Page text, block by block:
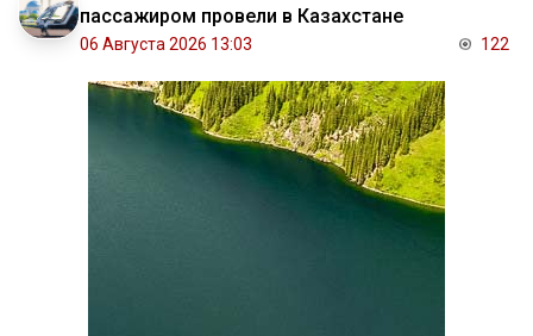
пассажиром провели в Казахстане
06 Августа 2026 13:03 122